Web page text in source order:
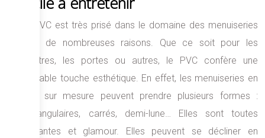
Le PVC est très prisé dans le domaine des menuiseries
pour de nombreuses raisons. Que ce soit pour les
fenêtres, les portes ou autres, le PVC confère une
agréable touche esthétique. En effet, les menuiseries en
PVC sur mesure peuvent prendre plusieurs formes :
rectangulaires, carrés, demi-lune… Elles sont toutes
élégantes et glamour. Elles peuvent se décliner en